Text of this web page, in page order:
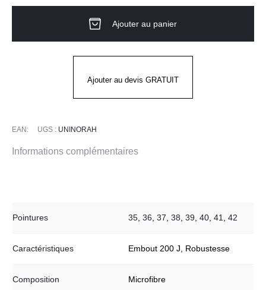
sécurité
Ajouter au panier
Ajouter au devis GRATUIT
EAN: UGS : UNINORAH
Informations complémentaires
Pointures 35 36 37 38 39 40 41 42
Caractéristiques Embout 200 J, Robustesse
Composition Microfibre